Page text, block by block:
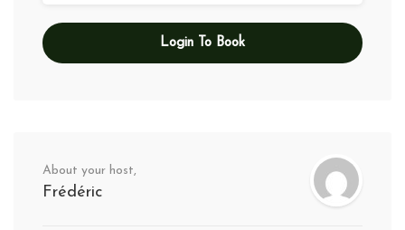
Login To Book
About your host,
Frédéric